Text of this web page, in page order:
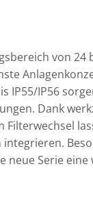
von
IP55/IP56
Dank
Serie